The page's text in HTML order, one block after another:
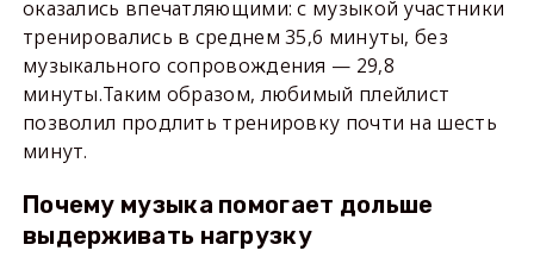
оказались впечатляющими: с музыкой участники
тренировались в среднем 35,6 минуты, без
музыкального сопровождения — 29,8
минуты.Таким образом, любимый плейлист
позволил продлить тренировку почти на шесть
минут.
Почему музыка помогает дольше
выдерживать нагрузку